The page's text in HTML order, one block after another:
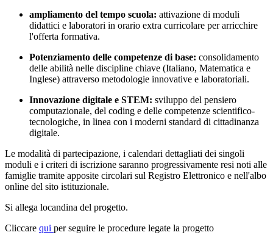
ampliamento del tempo scuola: attivazione di moduli
didattici e laboratori in orario extra curricolare per arricchire
l'offerta formativa.
Potenziamento delle competenze di base: consolidamento
delle abilità nelle discipline chiave (Italiano, Matematica e
Inglese) attraverso metodologie innovative e laboratoriali.
Innovazione digitale e STEM: sviluppo del pensiero
computazionale, del coding e delle competenze scientifico-
tecnologiche, in linea con i moderni standard di cittadinanza
digitale.
Le modalità di partecipazione, i calendari dettagliati dei singoli
moduli e i criteri di iscrizione saranno progressivamente resi noti alle
famiglie tramite apposite circolari sul Registro Elettronico e nell'albo
online del sito istituzionale.
Si allega locandina del progetto.
Cliccare qui per seguire le procedure legate la progetto